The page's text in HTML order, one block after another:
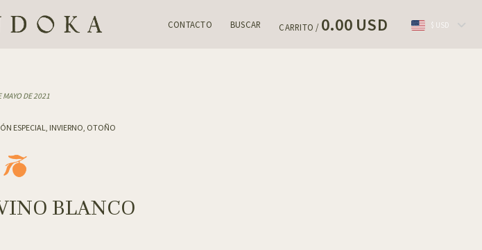
CONTACTO BUSCAR CARRITO / 0.00 USD $ USD
MAYO DE 2021
ESPECIAL, INVIERNO, OTOÑO
BLANCO